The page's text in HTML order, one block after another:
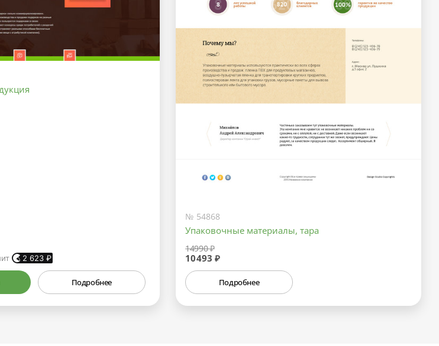
2 623₽
Подробнее
№ 54868
Упаковочные материалы, тара
14990 ₽
10493 ₽
Подробнее